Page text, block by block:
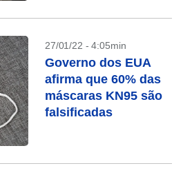
27/01/22 - 4:05min
Governo dos EUA
afirma que 60% das
máscaras KN95 são
falsificadas